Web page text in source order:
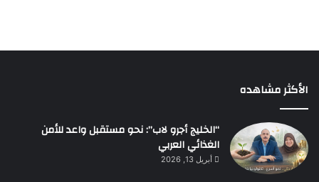
الأكثر مشاهده
“الخليج أجرو لاب”: نحو مستقبل واعد للأمن
الغذائي العربي
أبريل 13, 2026